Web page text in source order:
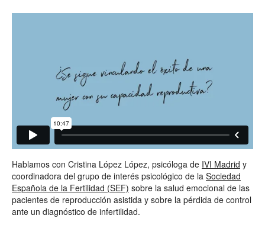
Hablamos con Cristina López López, psicóloga de IVI Madrid y
coordinadora del grupo de interés psicológico de la Sociedad
Española de la Fertilidad (SEF) sobre la salud emocional de las
pacientes de reproducción asistida y sobre la pérdida de control
ante un diagnóstico de infertilidad.